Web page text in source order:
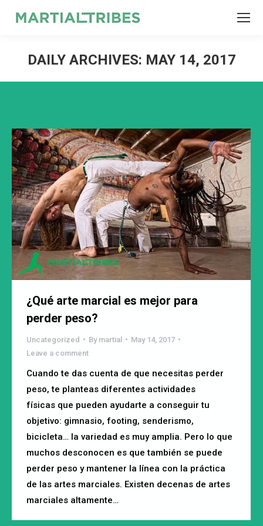
DAILY ARCHIVES: MAY 14, 2017
¿Qué arte marcial es mejor para
perder peso?
Uncategorized By martial
May 14, 2017
Leave a comment
Cuando te das cuenta de que necesitas perder
peso, te planteas diferentes actividades
físicas que pueden ayudarte a conseguir tu
objetivo: gimnasio, footing, senderismo,
bicicleta… la variedad es muy amplia. Pero lo que
muchos desconocen es que también se puede
perder peso y mantener la línea con la práctica
de las artes marciales. Existen decenas de artes
marciales altamente…